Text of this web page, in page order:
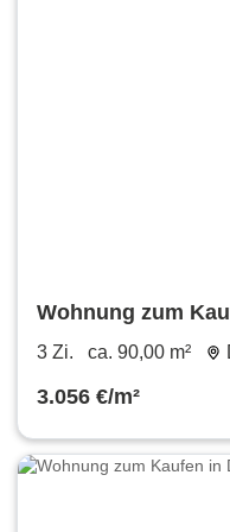
Wohnung zum
90 m²
3 Zi. ca. 90,00 m²
3.056 €/m²